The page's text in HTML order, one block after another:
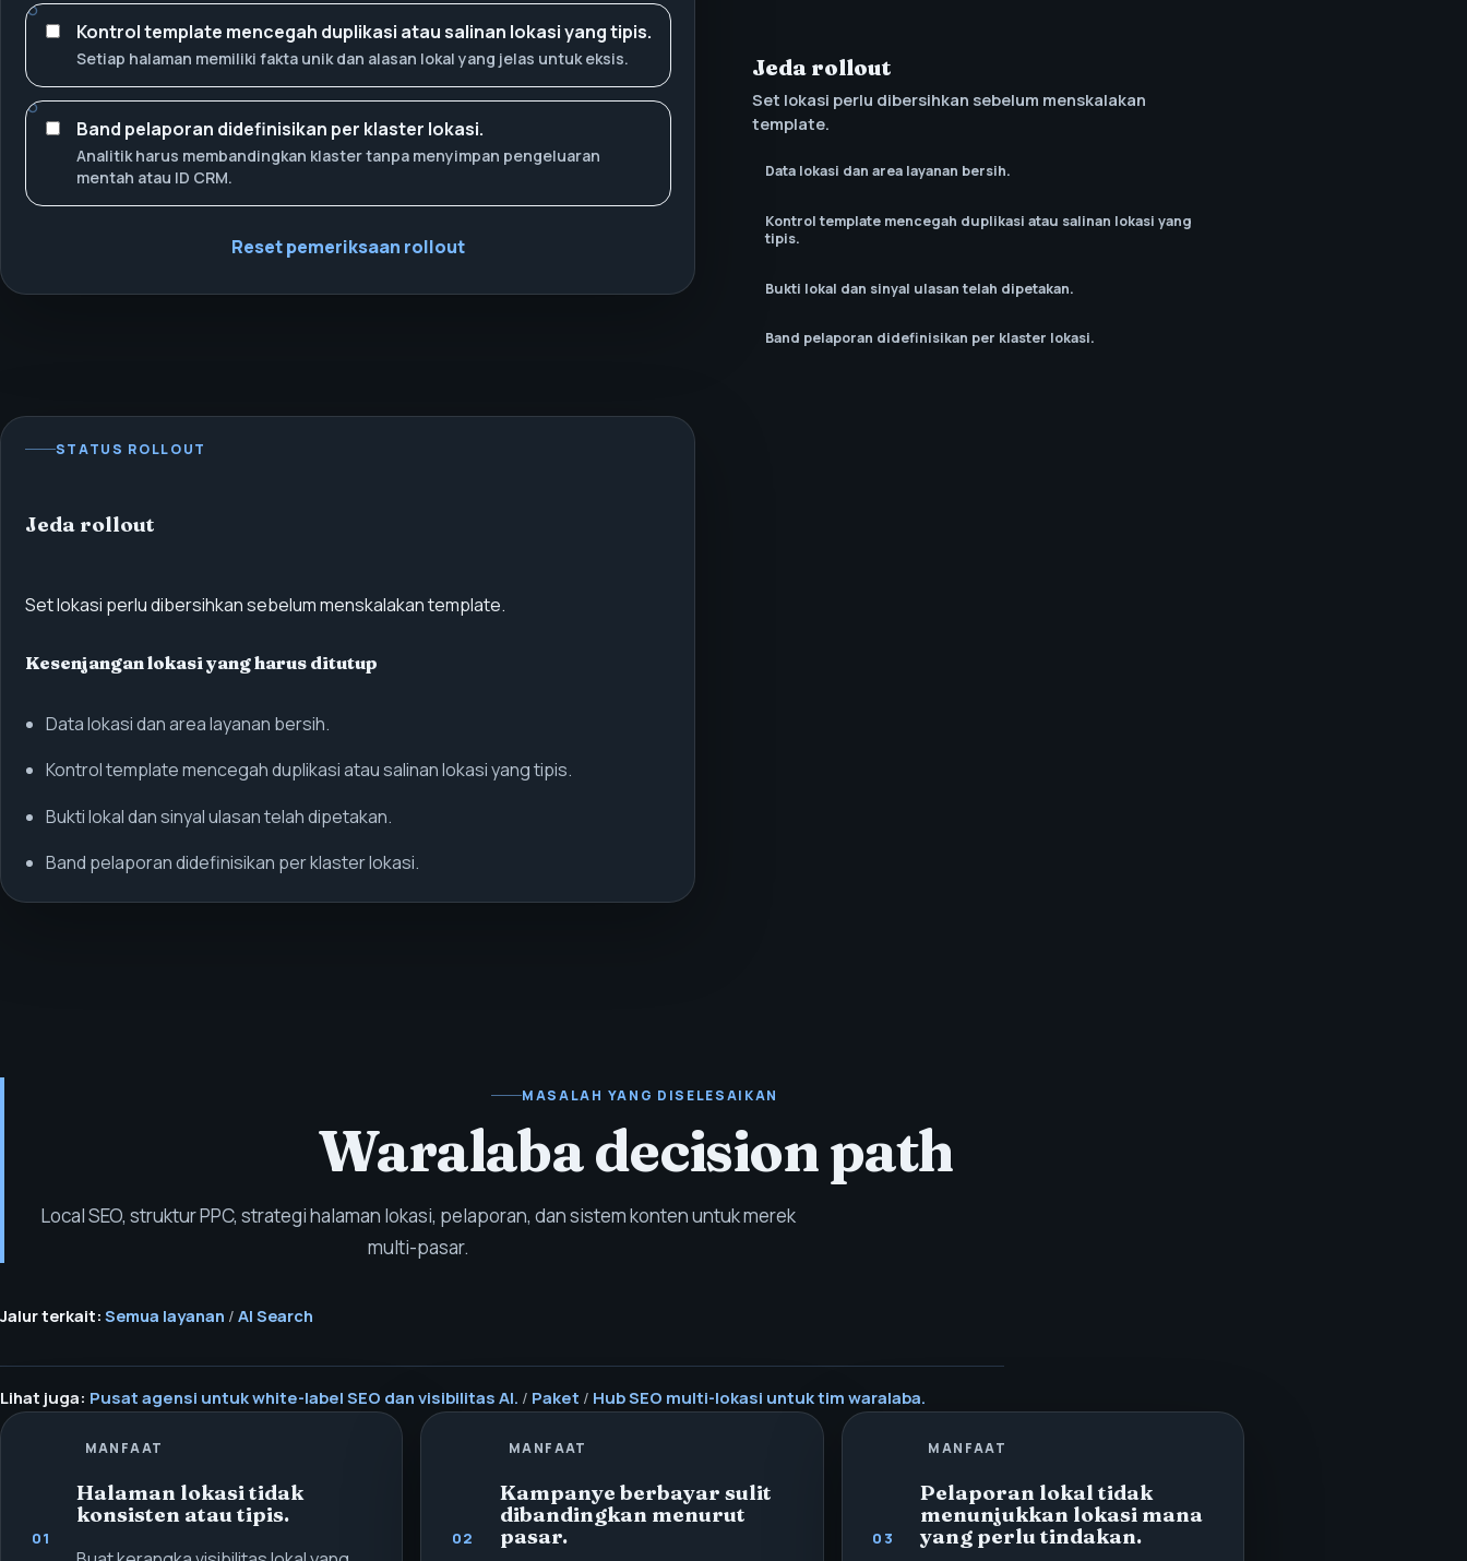
Kontrol template mencegah duplikasi atau salinan lokasi yang tipis.
Setiap halaman memiliki fakta unik dan alasan lokal yang jelas untuk eksis.
Band pelaporan didefinisikan per klaster lokasi.
Analitik harus membandingkan klaster tanpa menyimpan pengeluaran
mentah atau ID CRM.
Reset pemeriksaan rollout
Jeda rollout
Set lokasi perlu dibersihkan sebelum menskalakan
template.
Data lokasi dan area layanan bersih.
Kontrol template mencegah duplikasi atau salinan lokasi yang
tipis.
Bukti lokal dan sinyal ulasan telah dipetakan.
Band pelaporan didefinisikan per klaster lokasi.
STATUS ROLLOUT
Jeda rollout
Set lokasi perlu dibersihkan sebelum menskalakan template.
Kesenjangan lokasi yang harus ditutup
Data lokasi dan area layanan bersih.
Kontrol template mencegah duplikasi atau salinan lokasi yang tipis.
Bukti lokal dan sinyal ulasan telah dipetakan.
Band pelaporan didefinisikan per klaster lokasi.
MASALAH YANG DISELESAIKAN
Waralaba decision path
Local SEO, struktur PPC, strategi halaman lokasi, pelaporan, dan sistem konten untuk merek
multi-pasar.
Jalur terkait: Semua layanan / AI Search
Lihat juga: Pusat agensi untuk white-label SEO dan visibilitas AI. / Paket / Hub SEO multi-lokasi untuk tim waralaba.
01
MANFAAT
Halaman lokasi tidak
konsisten atau tipis.
02
MANFAAT
Kampanye berbayar sulit
dibandingkan menurut
pasar.
03
MANFAAT
Pelaporan lokal tidak
menunjukkan lokasi mana
yang perlu tindakan.